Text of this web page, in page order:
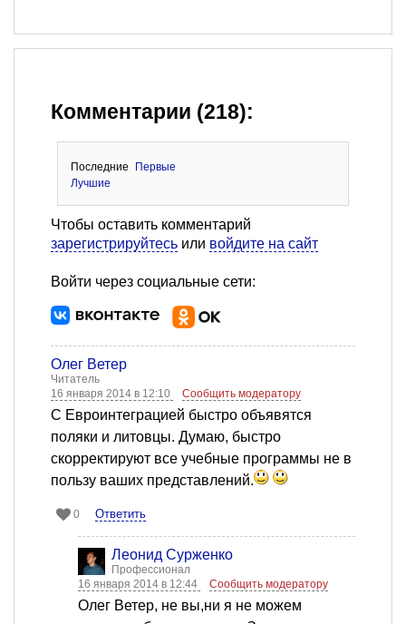
Комментарии (218):
Последние
Первые
Лучшие
Чтобы оставить комментарий
зарегистрируйтесь или войдите на сайт
Войти через социальные сети:
Олег Ветер
Читатель
16 января 2014 в 12:10
Сообщить модератору
С Евроинтеграцией быстро объявятся
поляки и литовцы. Думаю, быстро
скорректируют все учебные программы не в
пользу ваших представлений.
0 Ответить
Леонид Сурженко
Профессионал
16 января 2014 в 12:44
Сообщить модератору
Олег Ветер, не вы,ни я не можем